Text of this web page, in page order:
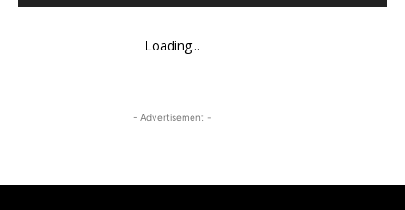
Loading...
- Advertisement -